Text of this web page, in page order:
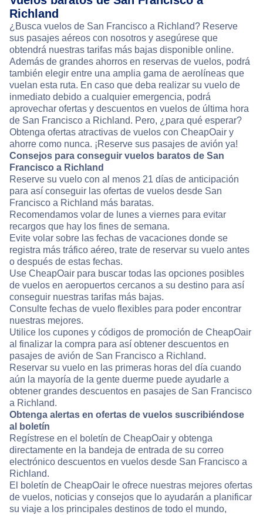
Richland
¿Busca vuelos de San Francisco a Richland? Reserve
sus pasajes aéreos con nosotros y asegúrese que
obtendrá nuestras tarifas más bajas disponible online.
Además de grandes ahorros en reservas de vuelos, podrá
también elegir entre una amplia gama de aerolíneas que
vuelan esta ruta. En caso que deba realizar su vuelo de
inmediato debido a cualquier emergencia, podrá
aprovechar ofertas y descuentos en vuelos de última hora
de San Francisco a Richland. Pero, ¿para qué esperar?
Obtenga ofertas atractivas de vuelos con CheapOair y
ahorre como nunca. ¡Reserve sus pasajes de avión ya!
Consejos para conseguir vuelos baratos de San
Francisco a Richland
Reserve su vuelo con al menos 21 días de anticipación
para así conseguir las ofertas de vuelos desde San
Francisco a Richland más baratas.
Recomendamos volar de lunes a viernes para evitar
recargos que hay los fines de semana.
Evite volar sobre las fechas de vacaciones donde se
registra más tráfico aéreo, trate de reservar su vuelo antes
o después de estas fechas.
Use CheapOair para buscar todas las opciones posibles
de vuelos en aeropuertos cercanos a su destino para así
conseguir nuestras tarifas más bajas.
Consulte fechas de vuelo flexibles para poder encontrar
nuestras mejores.
Utilice los cupones y códigos de promoción de CheapOair
al finalizar la compra para así obtener descuentos en
pasajes de avión de San Francisco a Richland.
Reservar su vuelo en las primeras horas del día cuando
aún la mayoría de la gente duerme puede ayudarle a
obtener grandes descuentos en pasajes de San Francisco
a Richland.
Obtenga alertas en ofertas de vuelos suscribiéndose
al boletín
Regístrese en el boletín de CheapOair y obtenga
directamente en la bandeja de entrada de su correo
electrónico descuentos en vuelos desde San Francisco a
Richland.
El boletín de CheapOair le ofrece nuestras mejores ofertas
de vuelos, noticias y consejos que lo ayudarán a planificar
su viaje a los principales destinos de todo el mundo,